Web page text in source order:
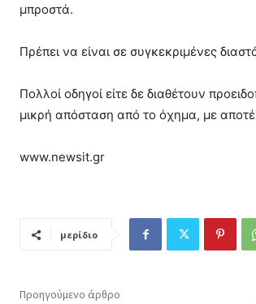
μπροστά.
Πρέπει να είναι σε συγκεκριμένες
Πολλοί οδηγοί είτε δε διαθέτουν
μικρή απόσταση από το όχημα, με
www.newsit.gr
μερίδιο
Προηγούμενο άρθρο